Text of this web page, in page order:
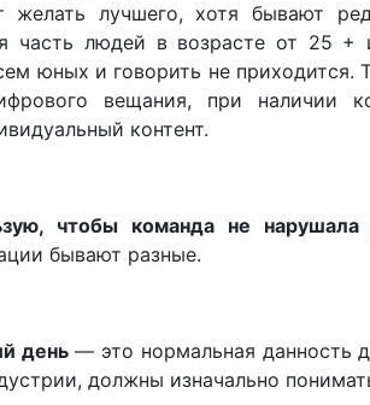
желать лучшего, хотя бывают
часть людей в возрасте от 25 +
юных и говорить не приходится.
вещания, при наличии
контент.
чтобы команда не нарушала
бывают разные.
день— это нормальная данность
должны изначально